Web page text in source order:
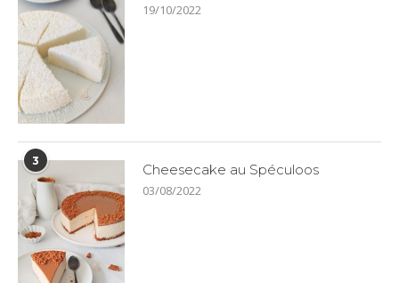
19/10/2022
3
Cheesecake au Spéculoos
03/08/2022